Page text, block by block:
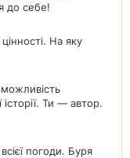
до себе!
На яку
Ти — автор.
погоди. Буря